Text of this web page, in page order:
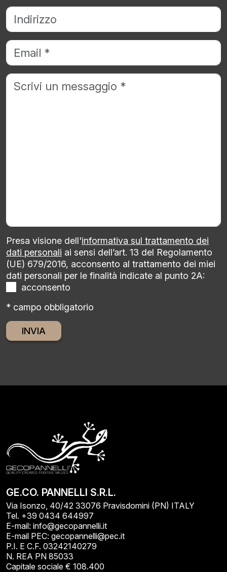
Presa visione dell'informativa sul trattamento dei
dati personali ai sensi dell’art. 13 del Regolamento
(UE) 679/2016, acconsento al trattamento dei miei
dati personali per le finalità indicate al punto 2A:
acconsento
* campo obbligatorio
GE.CO. PANNELLI S.R.L.
Via Isonzo, 40/42 33076 Pravisdomini (PN) ITALY
Tel. +39 0434 644997
E-mail: info@gecopannelli.it
E-mail PEC: gecopannelli@pec.it
P.I. E C.F. 03242140279
N. REA PN 85033
Capitale sociale € 108.400